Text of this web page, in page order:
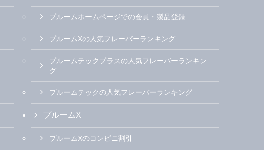
プルームホームページでの会員・製品登録
プルームXの人気フレーバーランキング
プルームテックプラスの人気フレーバーランキン
グ
プルームテックの人気フレーバーランキング
プルームX
プルームXのコンビニ割引